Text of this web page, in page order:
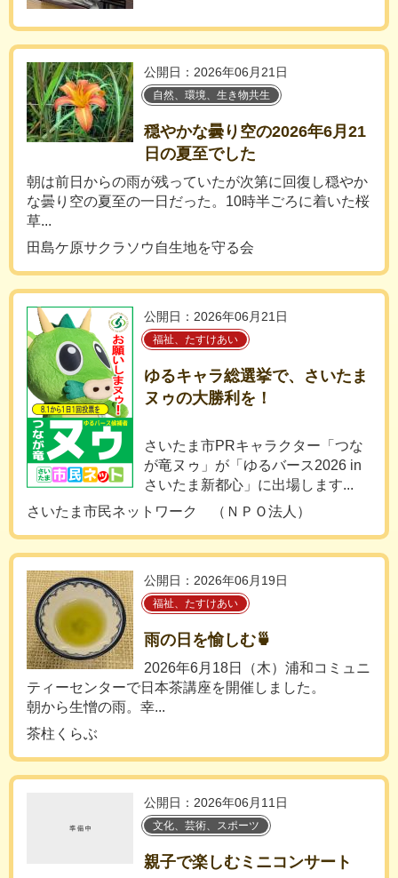
公開日：2026年06月21日
自然、環境、生き物共生
穏やかな曇り空の2026年6月21
日の夏至でした
朝は前日からの雨が残っていたが次第に回復し穏やか
な曇り空の夏至の一日だった。10時半ごろに着いた桜
草...
田島ケ原サクラソウ自生地を守る会
公開日：2026年06月21日
福祉、たすけあい
ゆるキャラ総選挙で、さいたま
ヌゥの大勝利を！
さいたま市PRキャラクター「つな
が竜ヌゥ」が「ゆるバース2026 in
さいたま新都心」に出場します...
さいたま市民ネットワーク （ＮＰＯ法人）
公開日：2026年06月19日
福祉、たすけあい
雨の日を愉しむ🍵
2026年6月18日（木）浦和コミュニ
ティーセンターで日本茶講座を開催しました。
朝から生憎の雨。幸...
茶柱くらぶ
公開日：2026年06月11日
文化、芸術、スポーツ
親子で楽しむミニコンサート